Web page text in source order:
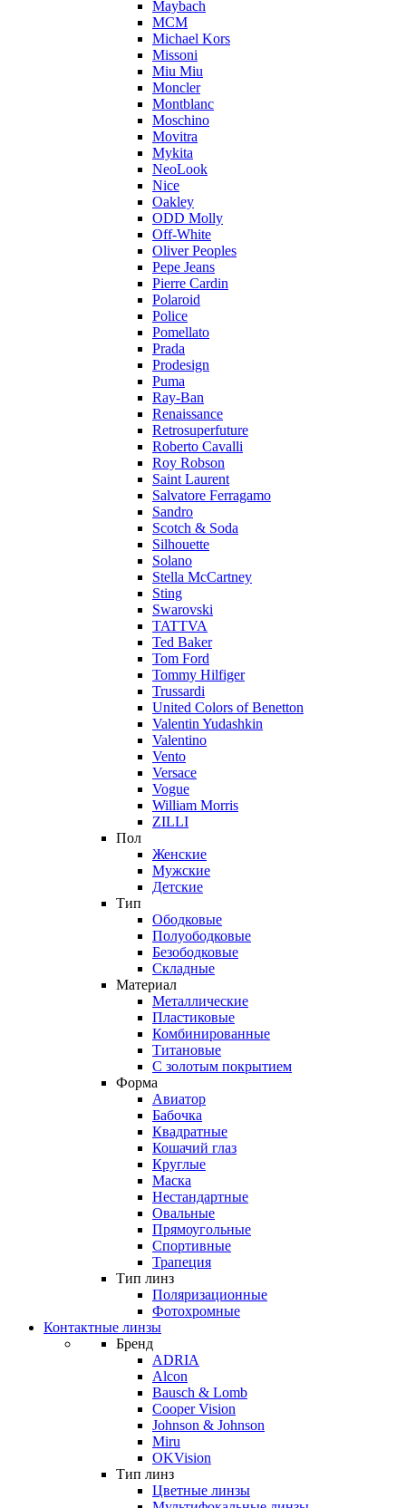
Maybach
MCM
Michael Kors
Missoni
Miu Miu
Moncler
Montblanc
Moschino
Movitra
Mykita
NeoLook
Nice
Oakley
ODD Molly
Off-White
Oliver Peoples
Pepe Jeans
Pierre Cardin
Polaroid
Police
Pomellato
Prada
Prodesign
Puma
Ray-Ban
Renaissance
Retrosuperfuture
Roberto Cavalli
Roy Robson
Saint Laurent
Salvatore Ferragamo
Sandro
Scotch & Soda
Silhouette
Solano
Stella McCartney
Sting
Swarovski
TATTVA
Ted Baker
Tom Ford
Tommy Hilfiger
Trussardi
United Colors of Benetton
Valentin Yudashkin
Valentino
Vento
Versace
Vogue
William Morris
ZILLI
Пол
Женские
Мужские
Детские
Тип
Ободковые
Полуободковые
Безободковые
Складные
Материал
Металлические
Пластиковые
Комбинированные
Титановые
С золотым покрытием
Форма
Авиатор
Бабочка
Квадратные
Кошачий глаз
Круглые
Маска
Нестандартные
Овальные
Прямоугольные
Спортивные
Трапеция
Тип линз
Поляризационные
Фотохромные
Контактные линзы
Бренд
ADRIA
Alcon
Bausch & Lomb
Cooper Vision
Johnson & Johnson
Miru
OKVision
Тип линз
Цветные линзы